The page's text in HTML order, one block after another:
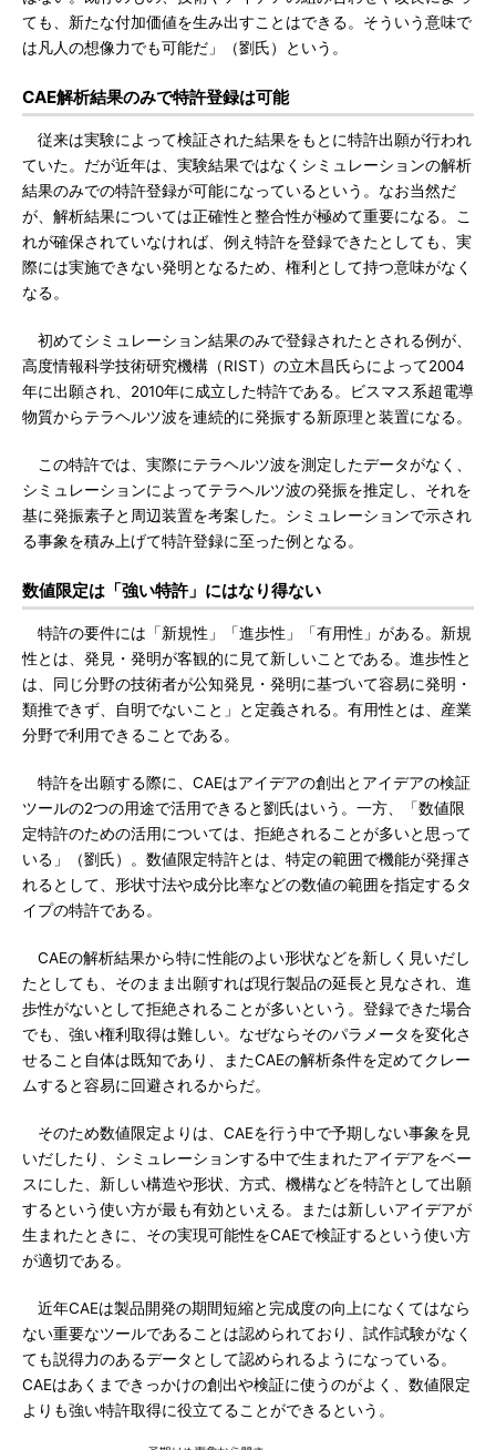
ても、新たな付加価値を生み出すことはできる。そういう意味で
は凡人の想像力でも可能だ」（劉氏）という。
CAE解析結果のみで特許登録は可能
従来は実験によって検証された結果をもとに特許出願が行われ
ていた。だが近年は、実験結果ではなくシミュレーションの解析
結果のみでの特許登録が可能になっているという。なお当然だ
が、解析結果については正確性と整合性が極めて重要になる。こ
れが確保されていなければ、例え特許を登録できたとしても、実
際には実施できない発明となるため、権利として持つ意味がなく
なる。
初めてシミュレーション結果のみで登録されたとされる例が、
高度情報科学技術研究機構（RIST）の立木昌氏らによって2004
年に出願され、2010年に成立した特許である。ビスマス系超電導
物質からテラヘルツ波を連続的に発振する新原理と装置になる。
この特許では、実際にテラヘルツ波を測定したデータがなく、
シミュレーションによってテラヘルツ波の発振を推定し、それを
基に発振素子と周辺装置を考案した。シミュレーションで示され
る事象を積み上げて特許登録に至った例となる。
数値限定は「強い特許」にはなり得ない
特許の要件には「新規性」「進歩性」「有用性」がある。新規
性とは、発見・発明が客観的に見て新しいことである。進歩性と
は、同じ分野の技術者が公知発見・発明に基づいて容易に発明・
類推できず、自明でないこと」と定義される。有用性とは、産業
分野で利用できることである。
特許を出願する際に、CAEはアイデアの創出とアイデアの検証
ツールの2つの用途で活用できると劉氏はいう。一方、「数値限
定特許のための活用については、拒絶されることが多いと思って
いる」（劉氏）。数値限定特許とは、特定の範囲で機能が発揮さ
れるとして、形状寸法や成分比率などの数値の範囲を指定するタ
イプの特許である。
CAEの解析結果から特に性能のよい形状などを新しく見いだし
たとしても、そのまま出願すれば現行製品の延長と見なされ、進
歩性がないとして拒絶されることが多いという。登録できた場合
でも、強い権利取得は難しい。なぜならそのパラメータを変化さ
せること自体は既知であり、またCAEの解析条件を定めてクレー
ムすると容易に回避されるからだ。
そのため数値限定よりは、CAEを行う中で予期しない事象を見
いだしたり、シミュレーションする中で生まれたアイデアをベー
スにした、新しい構造や形状、方式、機構などを特許として出願
するという使い方が最も有効といえる。または新しいアイデアが
生まれたときに、その実現可能性をCAEで検証するという使い方
が適切である。
近年CAEは製品開発の期間短縮と完成度の向上になくてはなら
ない重要なツールであることは認められており、試作試験がなく
ても説得力のあるデータとして認められるようになっている。
CAEはあくまできっかけの創出や検証に使うのがよく、数値限定
よりも強い特許取得に役立てることができるという。